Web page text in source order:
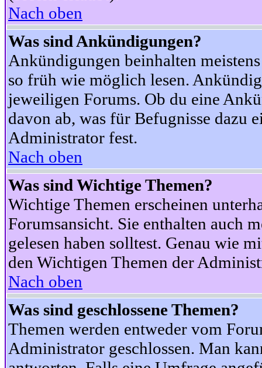
Nach oben
Was sind Ankündigungen?
Ankündigungen beinhalten
so früh wie möglich lesen.
jeweiligen Forums. Ob du eine
davon ab, was für Befugnisse dazu
Administrator fest.
Nach oben
Was sind Wichtige Themen?
Wichtige Themen erscheinen
Forumsansicht. Sie enthalten auch
gelesen haben solltest. Genau wie
den Wichtigen Themen der
Nach oben
Was sind geschlossene Themen?
Themen werden entweder vom
Administrator geschlossen. Man